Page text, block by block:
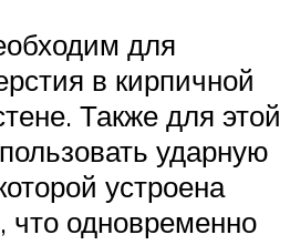
для
в кирпичной
Также для этой
ударную
устроена
что одновременно